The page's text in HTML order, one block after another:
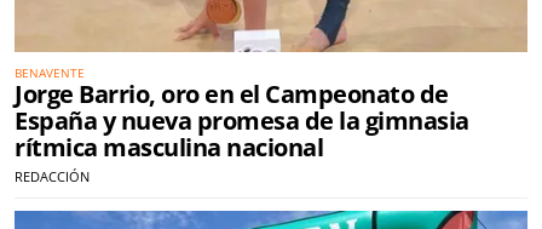
BENAVENTE
Jorge Barrio, oro en el Campeonato de
España y nueva promesa de la gimnasia
rítmica masculina nacional
REDACCIÓN